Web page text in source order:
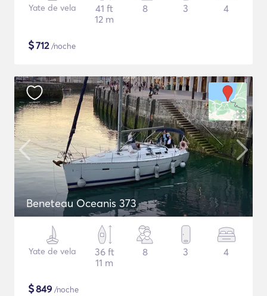
Yate de vela
41 ft
12 m
8 3 4
$712/noche
Beneteau Oceanis 373
Yate de vela
36 ft
11 m
8 3 4
$849 /noche